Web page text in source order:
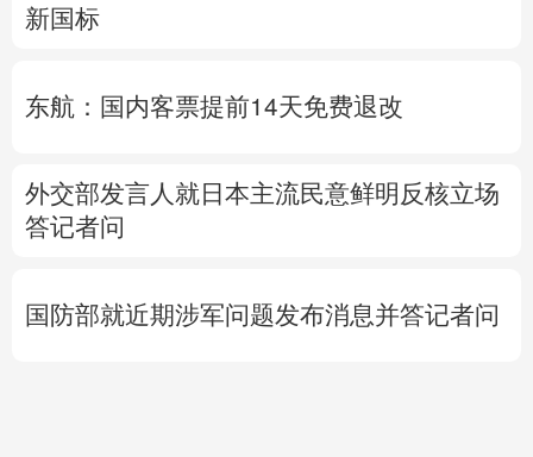
新国标
东航：国内客票提前14天免费退改
外交部发言人就日本主流民意鲜明反核立场
答记者问
国防部就近期涉军问题发布消息并答记者问